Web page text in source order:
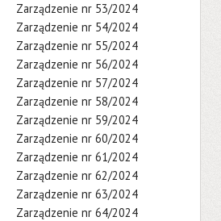
Zarządzenie nr 53/2024
Zarządzenie nr 54/2024
Zarządzenie nr 55/2024
Zarządzenie nr 56/2024
Zarządzenie nr 57/2024
Zarządzenie nr 58/2024
Zarządzenie nr 59/2024
Zarządzenie nr 60/2024
Zarządzenie nr 61/2024
Zarządzenie nr 62/2024
Zarządzenie nr 63/2024
Zarządzenie nr 64/2024